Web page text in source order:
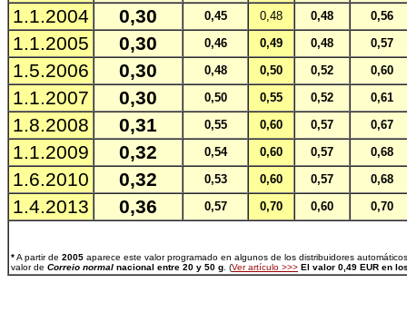
1.1.2004 0,30 0,45 0,48 0,48 0,56
1.1.2005 0,30 0,46 0,49 0,48 0,57
1.5.2006 0,30 0,48 0,50 0,52 0,60
1.1.2007 0,30 0,50 0,55 0,52 0,61
1.8.2008 0,31 0,55 0,60 0,57 0,67
1.1.2009 0,32 0,54 0,60 0,57 0,68
1.6.2010 0,32 0,53 0,60 0,57 0,68
1.4.2013 0,36 0,57 0,70 0,60 0,70
*A partir de 2005 aparece este valor programado en algunos de los distribuidores
valor de Correio normal nacional entre 20 y 50 g . (Ver artículo >>> El valor 0,49 EUR en